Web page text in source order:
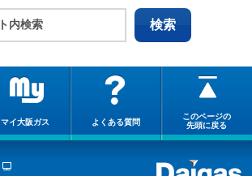
マイ大阪ガス よくある質問
このページの
先頭に戻る